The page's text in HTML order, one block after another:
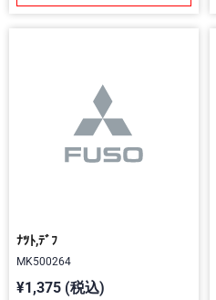
ﾅﾂﾄ,ﾃﾞﾌ
MK500264
¥1,375 (税込)